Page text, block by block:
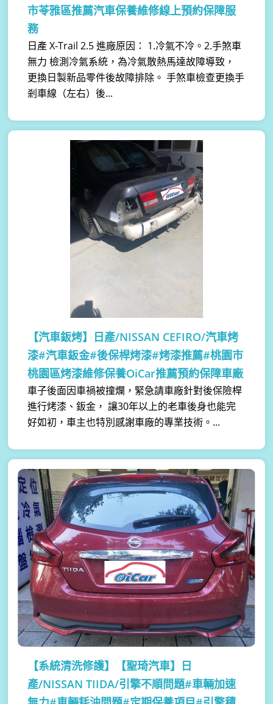
市苓雅區推薦汽車保養維修線上預約保障服
務
日產 X-Trail 2.5 進廠原因： 1.冷氣不冷。2.手煞車
無力 檢測冷氣系統，為冷氣散熱馬達故障導致，
更換日製新品零件後故障排除。 手煞車檢查更換手
剎車線（左右）後...
【汽車鈑烤】 日產/NISSAN CEFIRO/汽車烤
漆#汽車鈑金#後保桿烤漆#烤漆推薦#桃園市
桃園區烤漆維修保養OiCar推薦預約保障車廠
車子後面因車禍被撞爛，緊急請車廠針對後保險桿
進行烤漆、鈑金， 讓30年以上的老車後身也能完
好如初，車主也特別感謝車廠的專業技術。...
【系統清洗修護】
【聖琦汽車】日
產/NISSAN TIIDA/引擎不順問題#車輛加速